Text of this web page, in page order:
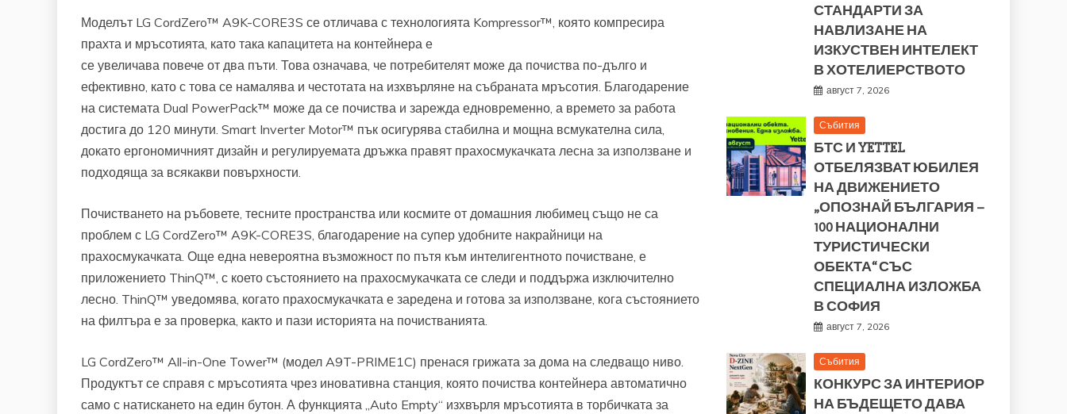
Моделът LG CordZero™ A9K-CORE3S се отличава с технологията Kompressor™, която компресира
прахта и мръсотията, като така капацитета на контейнера е
се увеличава повече от два пъти. Това означава, че потребителят може да почиства по-дълго и
ефективно, като с това се намалява и честотата на изхвърляне на събраната мръсотия. Благодарение
на системата Dual PowerPack™ може да се почиства и зарежда едновременно, а времето за работа
достига до 120 минути. Smart Inverter Motor™ пък осигурява стабилна и мощна всмукателна сила,
докато ергономичният дизайн и регулируемата дръжка правят прахосмукачката лесна за използване и
подходяща за всякакви повърхности.
Почистването на ръбовете, тесните пространства или космите от домашния любимец също не са
проблем с LG CordZero™ A9K-CORE3S, благодарение на супер удобните накрайници на
прахосмукачката. Още една невероятна възможност по пътя към интелигентното почистване, е
приложението ThinQ™, с което състоянието на прахосмукачката се следи и поддържа изключително
лесно. ThinQ™ уведомява, когато прахосмукачката е заредена и готова за използване, кога състоянието
на филтъра е за проверка, както и пази историята на почистванията.
LG CordZero™ All-in-One Tower™ (модел A9T-PRIME1C) пренася грижата за дома на следващо ниво.
Продуктът се справя с мръсотията чрез иновативна станция, която почиства контейнера автоматично
само с натискането на един бутон. А функцията „Auto Empty“ изхвърля мръсотията в торбичката за
СТАНДАРТИ ЗА
НАВЛИЗАНЕ НА
ИЗКУСТВЕН ИНТЕЛЕКТ
В ХОТЕЛИЕРСТВОТО
август 7, 2026
Събития
БТС И YETTEL
ОТБЕЛЯЗВАТ ЮБИЛЕЯ
НА ДВИЖЕНИЕТО
„ОПОЗНАЙ БЪЛГАРИЯ –
100 НАЦИОНАЛНИ
ТУРИСТИЧЕСКИ
ОБЕКТА“ СЪС
СПЕЦИАЛНА ИЗЛОЖБА
В СОФИЯ
август 7, 2026
Събития
КОНКУРС ЗА ИНТЕРИОР
НА БЪДЕЩЕТО ДАВА